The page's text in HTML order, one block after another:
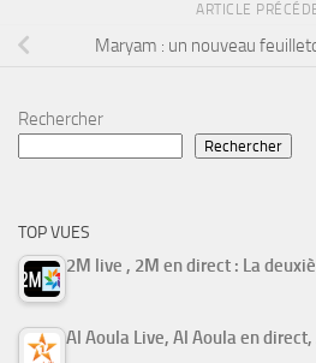
ARTICLE
Maryam : un nouveau
Rechercher
Rechercher
TOP VUES
2M live , 2M en direct : La
Al Aoula Live, Al Aoula en